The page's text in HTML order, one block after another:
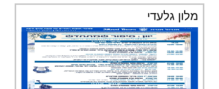
מלון גלעדי